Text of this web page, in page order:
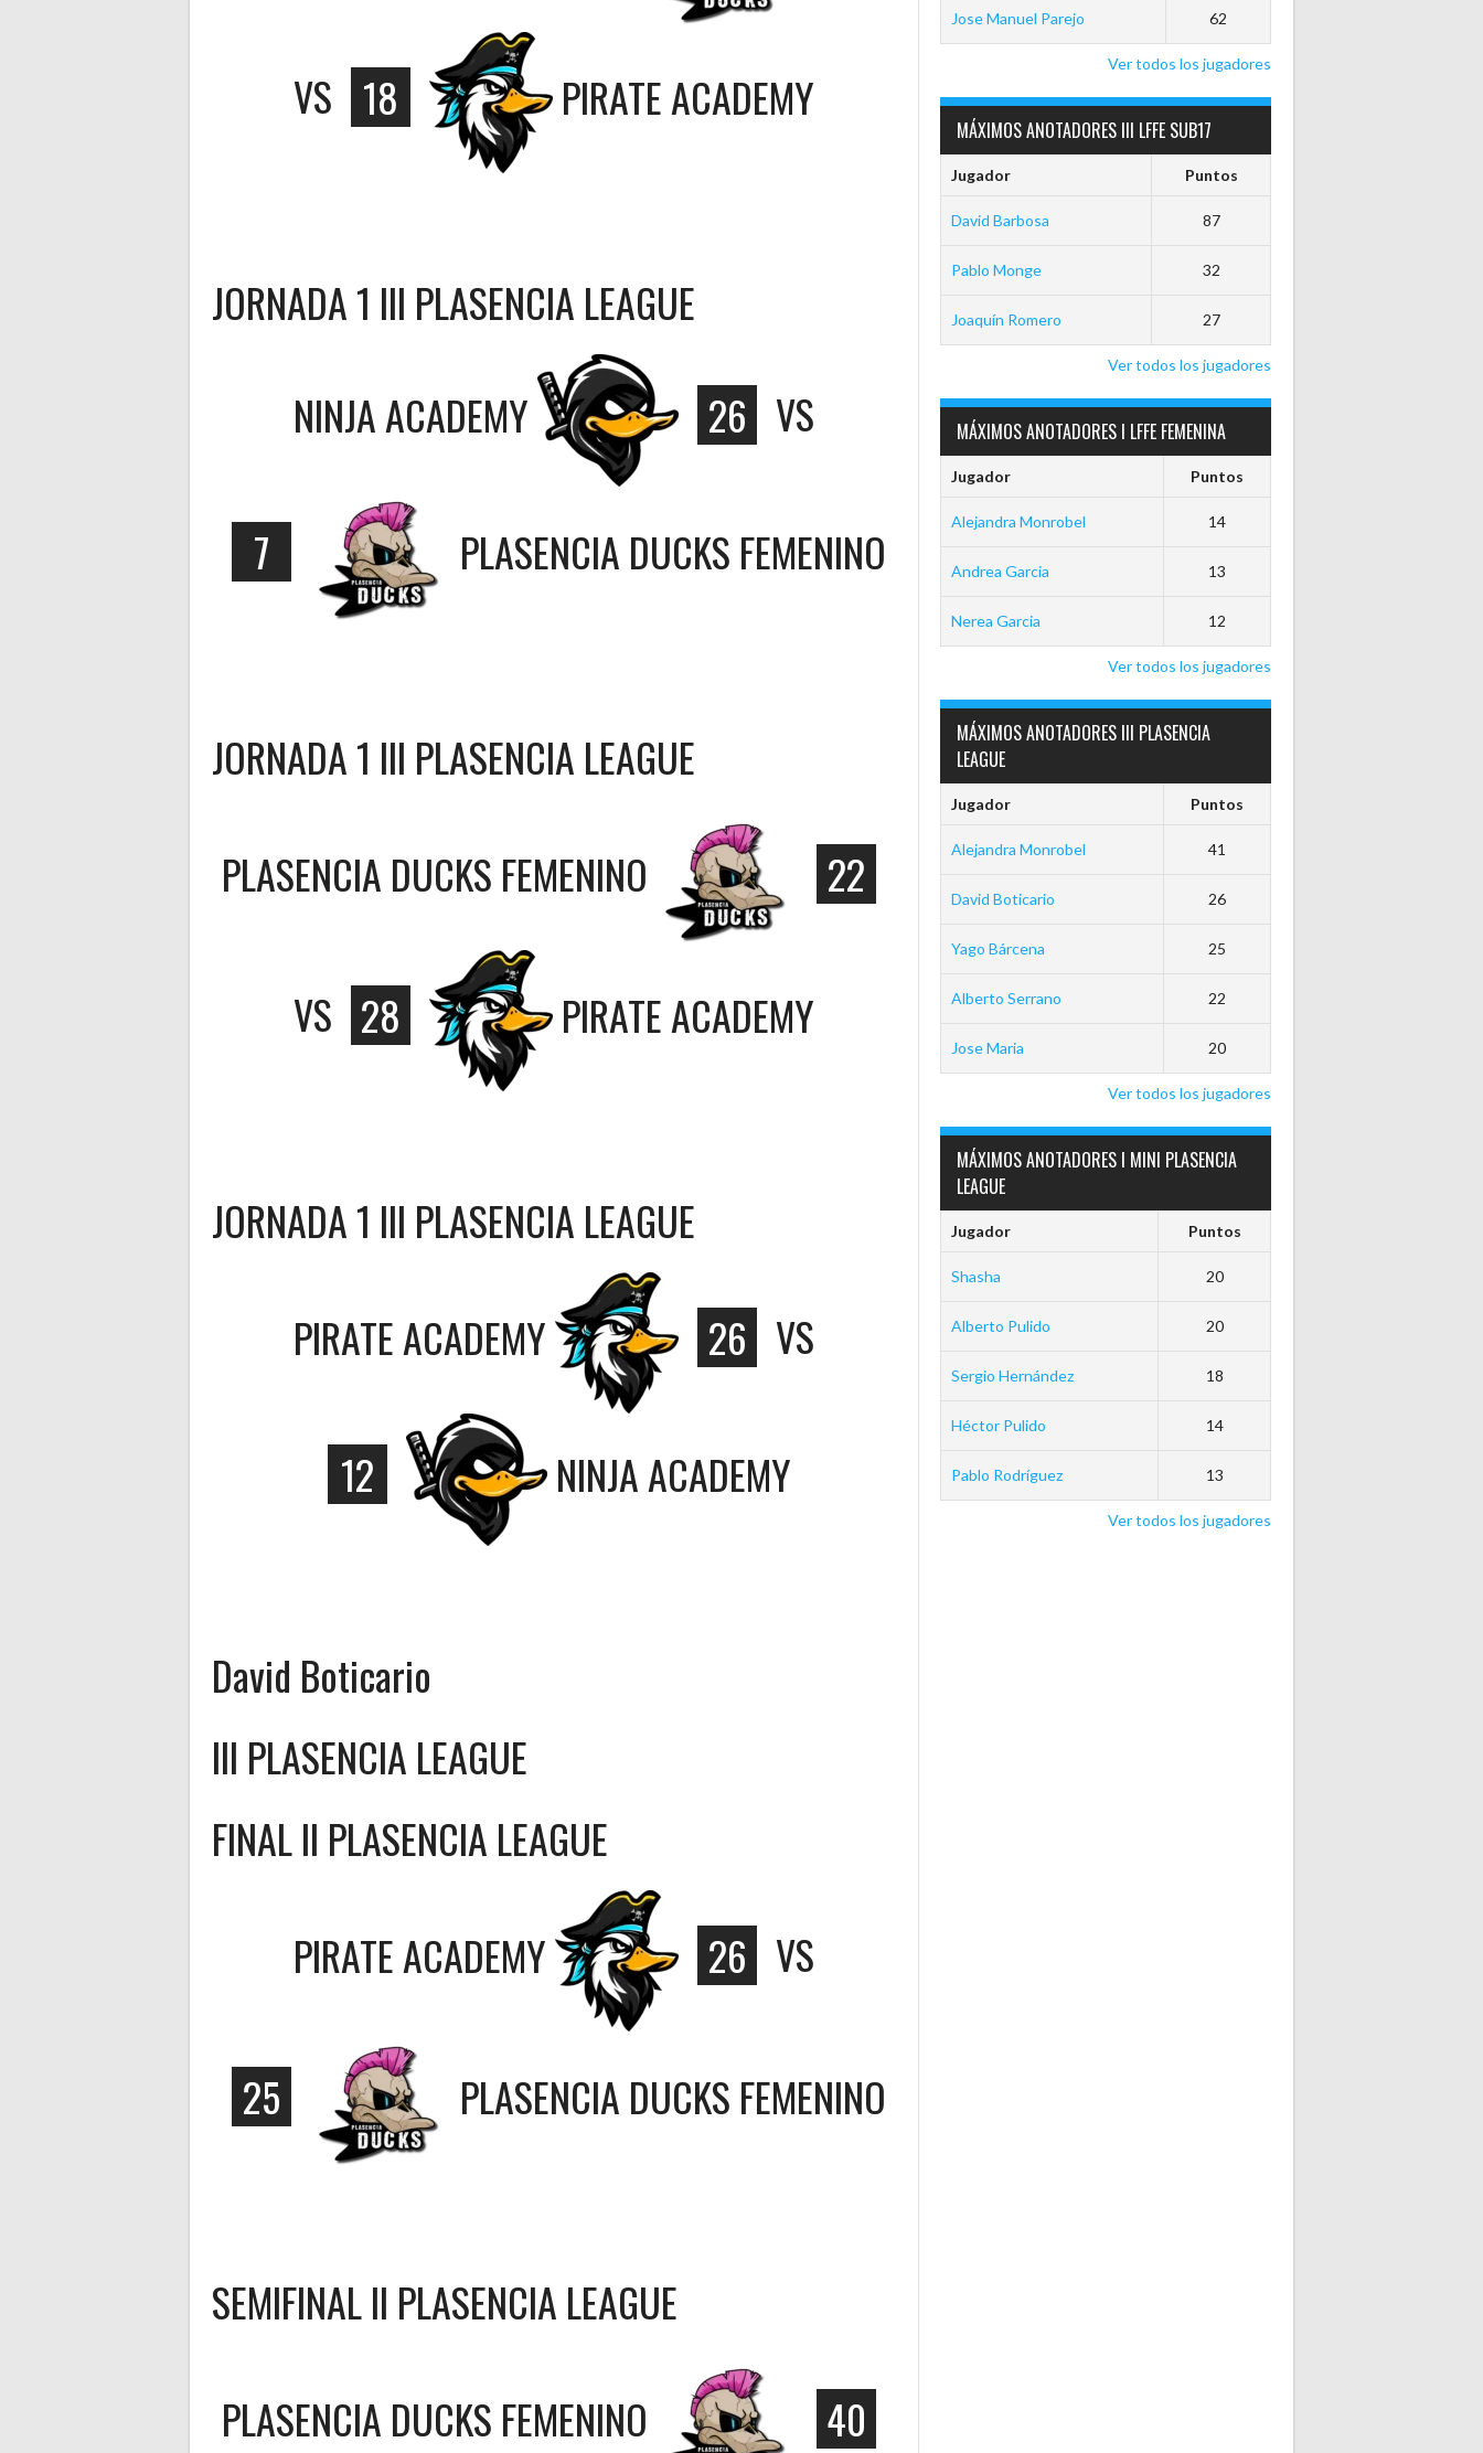
VS 18 PIRATE ACADEMY
JORNADA 1 III PLASENCIA LEAGUE
NINJA ACADEMY
26 VS
7 PLASENCIA DUCKS FEMENINO
JORNADA 1 III PLASENCIA LEAGUE
PLASENCIA DUCKS FEMENINO
22
VS 28 PIRATE ACADEMY
JORNADA 1 III PLASENCIA LEAGUE
PIRATE ACADEMY
26 VS
12 NINJA ACADEMY
David Boticario
III PLASENCIA LEAGUE
FINAL II PLASENCIA LEAGUE
PIRATE ACADEMY
26 VS
25 PLASENCIA DUCKS FEMENINO
SEMIFINAL II PLASENCIA LEAGUE
PLASENCIA DUCKS FEMENINO
40
Jose Manuel Parejo 62
Ver todos los jugadores
MÁXIMOS ANOTADORES III LFFE SUB17
Jugador Puntos
David Barbosa 87
Pablo Monge 32
Joaquín Romero 27
Ver todos los jugadores
MÁXIMOS ANOTADORES I LFFE FEMENINA
Jugador Puntos
Alejandra Monrobel 14
Andrea Garcia 13
Nerea Garcia 12
Ver todos los jugadores
MÁXIMOS ANOTADORES III PLASENCIA
LEAGUE
Jugador Puntos
Alejandra Monrobel 41
David Boticario 26
Yago Bárcena 25
Alberto Serrano 22
Jose Maria 20
Ver todos los jugadores
MÁXIMOS ANOTADORES I MINI PLASENCIA
LEAGUE
Jugador Puntos
Shasha 20
Alberto Pulido 20
Sergio Hernández 18
Héctor Pulido 14
Pablo Rodríguez 13
Ver todos los jugadores